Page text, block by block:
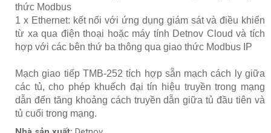
thức Modbus
1 x Ethernet: kết nối với ứng dụng giám sát và điều khiển
từ xa qua điện thoại hoặc máy tính Detnov Cloud và tích
hợp với các bên thứ ba thông qua giao thức Modbus IP
Mạch giao tiếp TMB-252 tích hợp sẵn mạch cách ly giữa
các tủ, cho phép khuếch đại tín hiệu truyền trong mạng
dẫn đến tăng khoảng cách truyền dẫn giữa tủ đầu tiên và
tủ cuối trong mạng.